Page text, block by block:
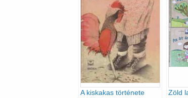
A kiskakas története